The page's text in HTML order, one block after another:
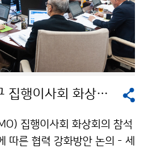
제72차 세계기상기구 집행이사회 화상회의 참석
집행이사회 화상회의 참석
따른 협력 강화방안 논의 - 세